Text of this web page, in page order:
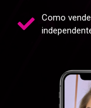
Como